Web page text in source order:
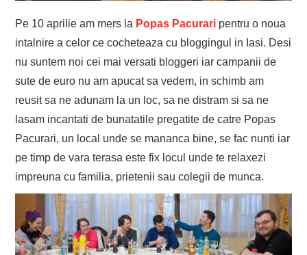
Pe 10 aprilie am mers la Popas Pacurari pentru o noua
intalnire a celor ce cocheteaza cu bloggingul in Iasi. Desi
nu suntem noi cei mai versati bloggeri iar campanii de
sute de euro nu am apucat sa vedem, in schimb am
reusit sa ne adunam la un loc, sa ne distram si sa ne
lasam incantati de bunatatile pregatite de catre Popas
Pacurari, un local unde se mananca bine, se fac nunti iar
pe timp de vara terasa este fix locul unde te relaxezi
impreuna cu familia, prietenii sau colegii de munca.